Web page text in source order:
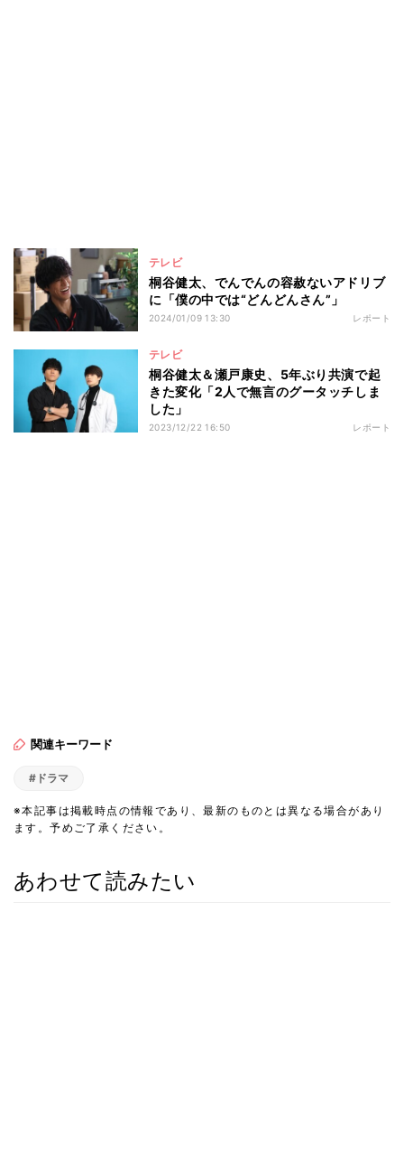
テレビ
桐谷健太、でんでんの容赦ないアドリブ
に「僕の中では“どんどんさん”」
2024/01/09 13:30 レポート
テレビ
桐谷健太＆瀬戸康史、5年ぶり共演で起
きた変化「2人で無言のグータッチしま
した」
2023/12/22 16:50 レポート
関連キーワード
#ドラマ
※本記事は掲載時点の情報であり、最新のものとは異なる場合があり
ます。予めご了承ください。
あわせて読みたい